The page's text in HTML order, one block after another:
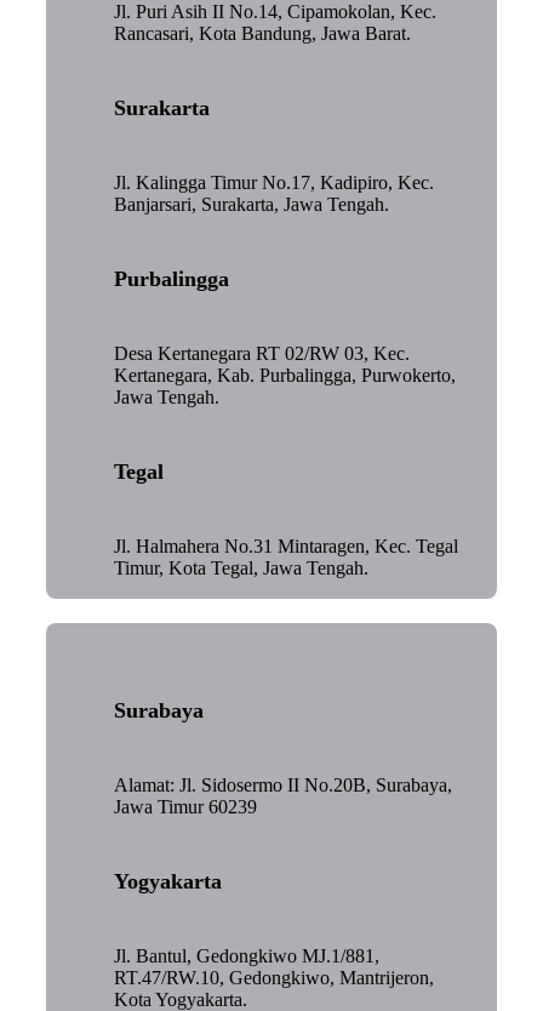
Jl. Puri Asih II No.14, Cipamokolan, Kec.
Rancasari, Kota Bandung, Jawa Barat.
Surakarta
Jl. Kalingga Timur No.17, Kadipiro, Kec.
Banjarsari, Surakarta, Jawa Tengah.
Purbalingga
Desa Kertanegara RT 02/RW 03, Kec.
Kertanegara, Kab. Purbalingga, Purwokerto,
Jawa Tengah.
Tegal
Jl. Halmahera No.31 Mintaragen, Kec. Tegal
Timur, Kota Tegal, Jawa Tengah.
Surabaya
Alamat: Jl. Sidosermo II No.20B, Surabaya,
Jawa Timur 60239
Yogyakarta
Jl. Bantul, Gedongkiwo MJ.1/881,
RT.47/RW.10, Gedongkiwo, Mantrijeron,
Kota Yogyakarta.